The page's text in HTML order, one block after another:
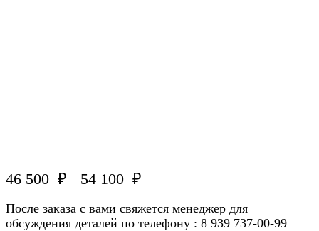
46 500 ₽ – 54 100 ₽
После заказа с вами свяжется менеджер для
обсуждения деталей по телефону : 8 939 737-00-99